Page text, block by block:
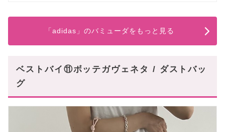
「adidas」のバミューダをもっと見る
ベストバイ⑪ボッテガヴェネタ / ダストバッ
グ